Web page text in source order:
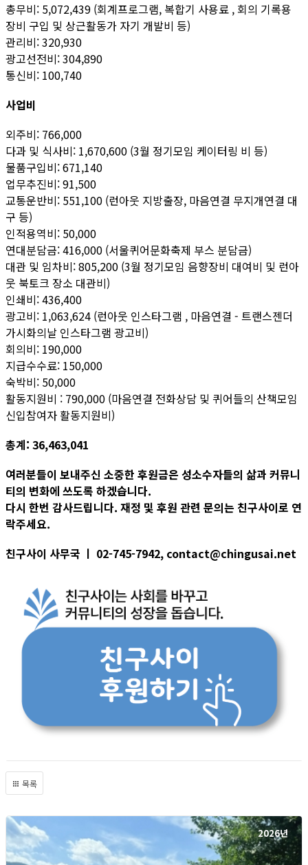
총무비: 5,072,439 (회계프로그램, 복합기 사용료 , 회의 기록용
장비 구입 및 상근활동가 자기 개발비 등)
관리비: 320,930
광고선전비: 304,890
통신비: 100,740
사업비
외주비: 766,000
다과 및 식사비: 1,670,600 (3월 정기모임 케이터링 비 등)
물품구입비: 671,140
업무추진비: 91,500
교통운반비: 551,100 (런아웃 지방출장, 마음연결 무지개연결 대
구 등)
인적용역비: 50,000
연대분담금: 416,000 (서울퀴어문화축제 부스 분담금)
대관 및 임차비: 805,200 (3월 정기모임 음향장비 대여비 및 런아
웃 북토크 장소 대관비)
인쇄비: 436,400
광고비: 1,063,624 (런아웃 인스타그램 , 마음연결 - 트랜스젠더
가시화의날 인스타그램 광고비)
회의비: 190,000
지급수수료: 150,000
숙박비: 50,000
활동지원비 : 790,000 (마음연결 전화상담 및 퀴어들의 산책모임
신입참여자 활동지원비)
총계: 36,463,041
여러분들이 보내주신 소중한 후원금은 성소수자들의 삶과 커뮤니
티의 변화에 쓰도록 하겠습니다.
다시 한번 감사드립니다. 재정 및 후원 관련 문의는 친구사이로 연
락주세요.
친구사이 사무국 ㅣ 02-745-7942, contact@chingusai.net
목록
2026년